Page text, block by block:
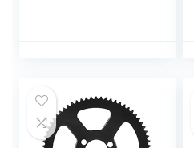
AB-9075047